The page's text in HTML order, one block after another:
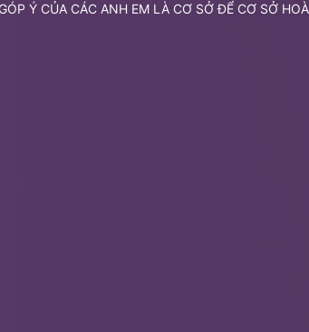
Ý CỦA CÁC ANH EM LÀ CƠ SỞ ĐỂ CƠ SỞ